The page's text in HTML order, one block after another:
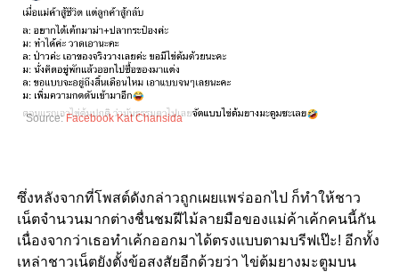
Source:Facebook Kat Chansida
ซึ่งหลังจากที่โพสต์ดังกล่าวถูกเผยแพร่ออกไป ก็ทำให้ชาว
เน็ตจำนวนมากต่างชื่นชมฝีไม้ลายมือของแม่ค้าเค้กคนนี้กัน
เนื่องจากว่าเธอทำเค้กออกมาได้ตรงแบบตามบรีฟเป๊ะ! อีกทั้ง
เหล่าชาวเน็ตยังตั้งข้อสงสัยอีกด้วยว่า ไข่ต้มยางมะตูมบน